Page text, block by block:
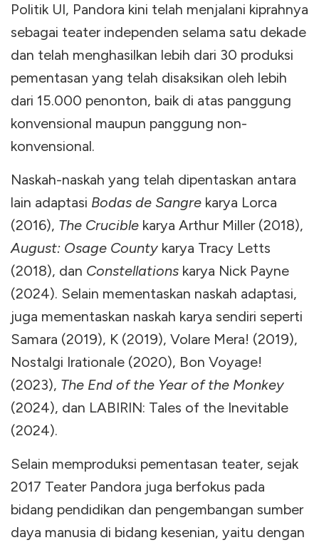
Politik UI, Pandora kini telah menjalani kiprahnya
sebagai teater independen selama satu dekade
dan telah menghasilkan lebih dari 30 produksi
pementasan yang telah disaksikan oleh lebih
dari 15.000 penonton, baik di atas panggung
konvensional maupun panggung non-
konvensional.
Naskah-naskah yang telah dipentaskan antara
lain adaptasi Bodas de Sangre karya Lorca
(2016), The Crucible karya Arthur Miller (2018),
August: Osage County karya Tracy Letts
(2018), dan Constellations karya Nick Payne
(2024). Selain mementaskan naskah adaptasi,
juga mementaskan naskah karya sendiri seperti
Samara (2019), K (2019), Volare Mera! (2019),
Nostalgi Irationale (2020), Bon Voyage!
(2023), The End of the Year of the Monkey
(2024), dan LABIRIN: Tales of the Inevitable
(2024).
Selain memproduksi pementasan teater, sejak
2017 Teater Pandora juga berfokus pada
bidang pendidikan dan pengembangan sumber
daya manusia di bidang kesenian, yaitu dengan